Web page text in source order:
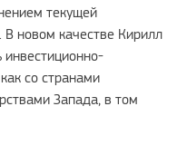
текущей
новом качестве Кирилл
со странами
Запада, в том